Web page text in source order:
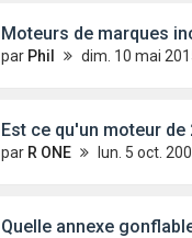
Moteurs de marques
par Phil dim. 10 mai
Est ce qu'un moteur de 2.5
par R ONE lun. 5 oct.
Quelle annexe